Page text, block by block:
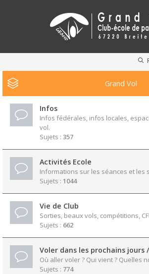
Grand Vol
Infos
Infos fédérales, infos locales,
vol.
Sujets : 357
Activités Ecole
Informations sur les séances et les
Sujets : 1044
Vie de Club
Sorties, beaux vols, compétitions,
Sujets : 662
Voler dans les prochains jours /
Où aller voler ? Qui vient ? Quelles
Sujets : 774